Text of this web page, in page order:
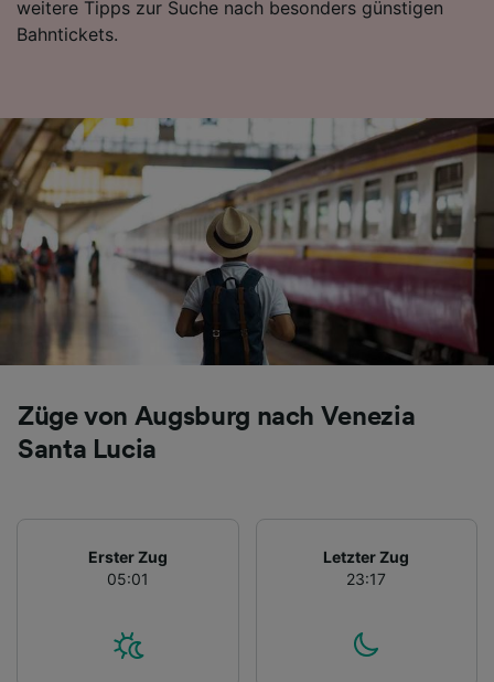
weitere Tipps zur Suche nach besonders günstigen
Bahntickets.
Züge von Augsburg nach Venezia
Santa Lucia
Erster Zug
05:01
Letzter Zug
23:17
Inhalten, Zielgruppenforschung sowie
Entwicklung und Verbesserung von